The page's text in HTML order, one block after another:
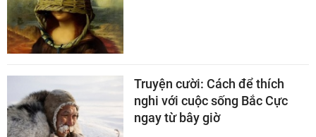
Truyện cười: Cách để thích
nghi với cuộc sống Bắc Cực
ngay từ bây giờ